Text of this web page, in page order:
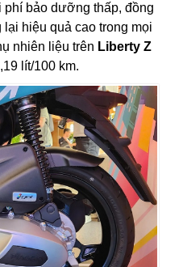
bảo dưỡng thấp, đồng
hiệu quả cao trong mọi
nhiên liệu trên Liberty Z
lít/100 km.